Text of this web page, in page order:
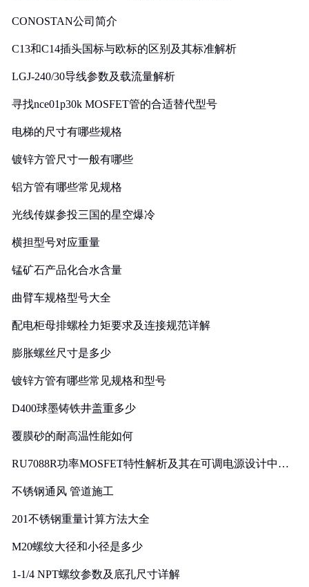
CONOSTAN公司简介
C13和C14插头国标与欧标的区别及其标准解析
LGJ-240/30导线参数及载流量解析
寻找nce01p30k MOSFET管的合适替代型号
电梯的尺寸有哪些规格
镀锌方管尺寸一般有哪些
铝方管有哪些常见规格
光线传媒参投三国的星空爆冷
横担型号对应重量
锰矿石产品化合水含量
曲臂车规格型号大全
配电柜母排螺栓力矩要求及连接规范详解
膨胀螺丝尺寸是多少
镀锌方管有哪些常见规格和型号
D400球墨铸铁井盖重多少
覆膜砂的耐高温性能如何
RU7088R功率MOSFET特性解析及其在可调电源设计中的
不锈钢通风 管道施工
201不锈钢重量计算方法大全
M20螺纹大径和小径是多少
1-1/4 NPT螺纹参数及底孔尺寸详解